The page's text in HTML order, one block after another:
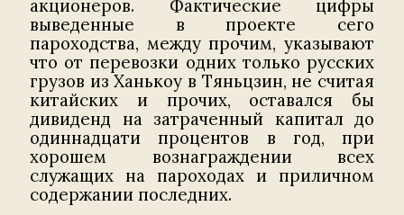
акционеров. Фактические цифры
выведенные в проекте сего
пароходства, между прочим, указывают
что от перевозки одних только русских
грузов из Ханькоу в Тяньцзин, не считая
китайских и прочих, оставался бы
дивиденд на затраченный капитал до
одиннадцати процентов в год, при
хорошем вознаграждении всех
служащих на пароходах и приличном
содержании последних.